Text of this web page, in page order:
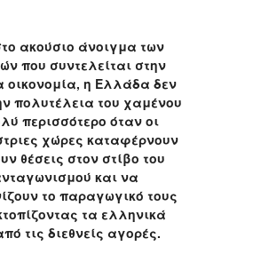
ακούσιο άνοιγμα των
που συντελείται στην
οικονομία, η Ελλάδα δεν
πολυτέλεια του χαμένου
περισσότερο όταν οι
χώρες καταφέρνουν
θέσεις στον στίβο του
και να
το παραγωγικό τους
τα ελληνικά
τις διεθνείς αγορές.